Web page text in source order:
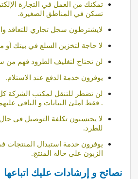
تمكنك من العمل في التجارة
تسكن في المناطق الصغيرة.
لايشترطون سجل تجاري للتعاقد
لا حاجة لتخزين السلع في بيتك
لن تحتاج لتغليف الطرود فهم من
يوفرون خدمة الدفع عند الاستلام.
لن تضطر للتنقل لمكتب الشركة
. فقط املئ البيانات و الباقي
لا يحتسبون تكلفة التوصيل في
للطرد.
يوفرون خدمة استبدال
الزبون على حالة المنتج.
نصائح و إرشادات عليك اتباعها